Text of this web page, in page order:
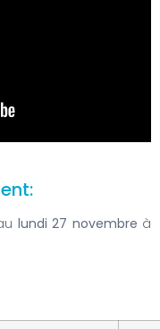
lundi 27 novembre à